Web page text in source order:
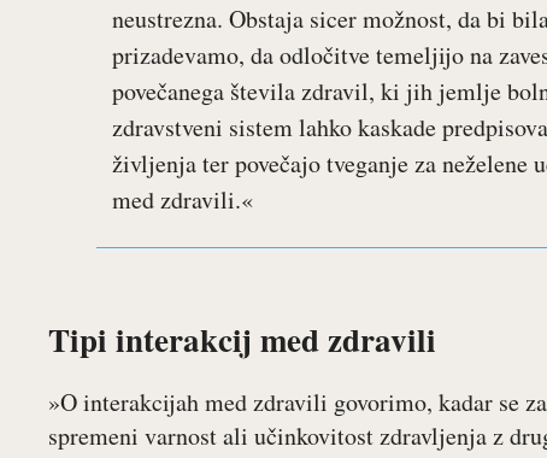
neustrezna. Obstaja sicer možnost, da bi
prizadevamo, da odločitve temeljijo na
povečanega števila zdravil, ki jih jemlje
zdravstveni sistem lahko kaskade
življenja ter povečajo tveganje za neželene
med zdravili.«
Tipi interakcij med zdravili
»O interakcijah med zdravili govorimo, kadar se
spremeni varnost ali učinkovitost zdravljenja z